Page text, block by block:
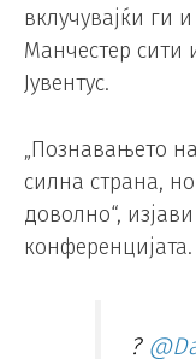
вклучувајќи ги
Манчестер сити
Јувентус.
„Познавањето
силна страна,
доволно“,
конференцијата.
?️